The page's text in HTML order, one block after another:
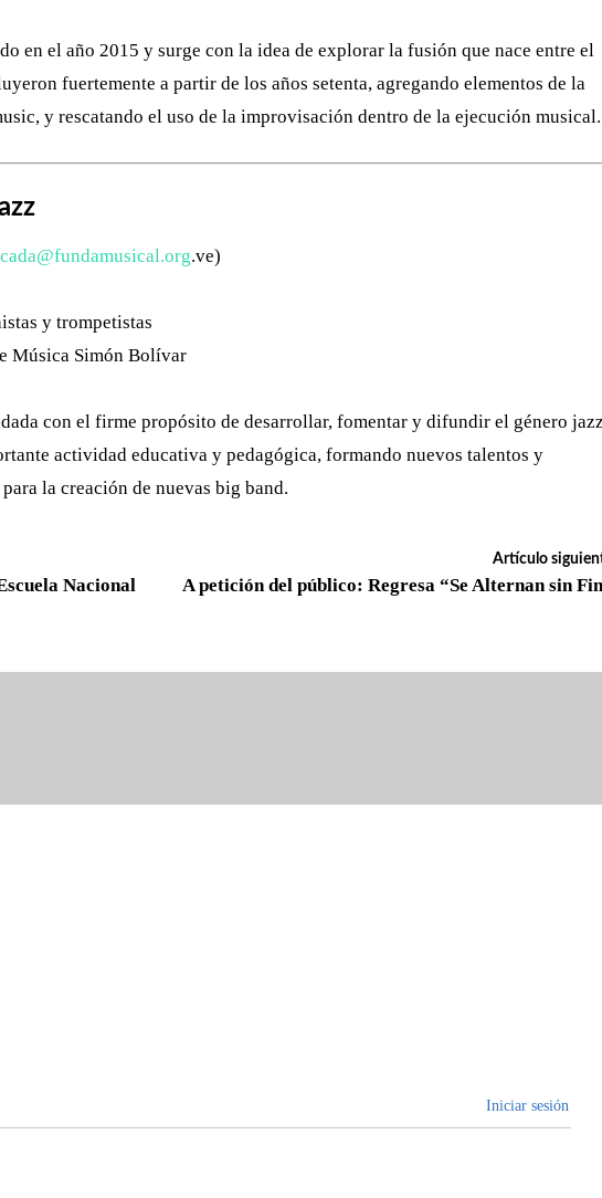
en el año 2015 y surge con la idea de explorar la fusión que nace entre el
fuertemente a partir de los años setenta, agregando elementos de la
y rescatando el uso de la improvisación dentro de la ejecución musical.
.ve)
y trompetistas
Música Simón Bolívar
con el firme propósito de desarrollar, fomentar y difundir el género jazz
actividad educativa y pedagógica, formando nuevos talentos y
la creación de nuevas big band.
Nacional
Artículo
A petición del público: Regresa “Se Alternan sin
Iniciar sesión